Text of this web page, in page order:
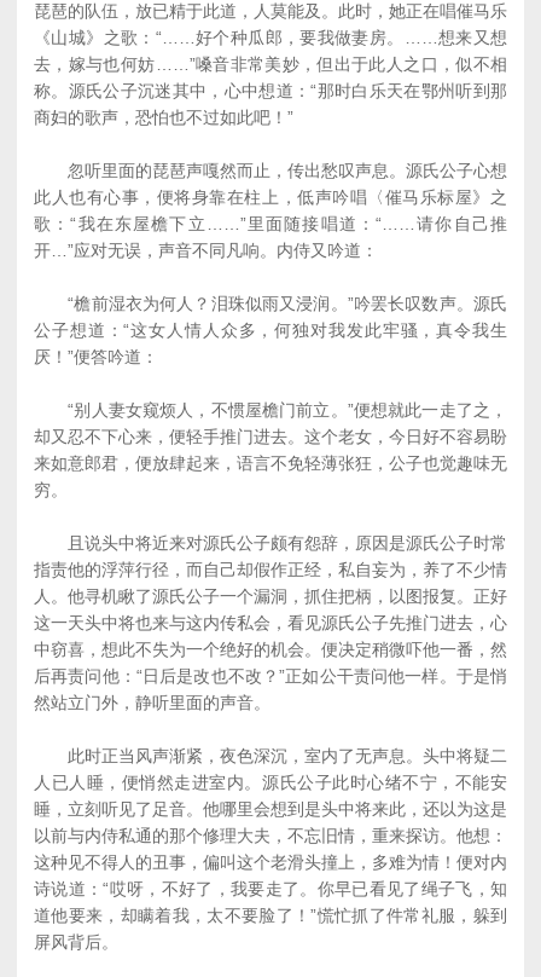
琵琶的队伍，放已精于此道，人莫能及。此时，她正在唱催马乐
《山城》之歌：“……好个种瓜郎，要我做妻房。……想来又想
去，嫁与也何妨……”嗓音非常美妙，但出于此人之口，似不相
称。源氏公子沉迷其中，心中想道：“那时白乐天在鄂州听到那
商妇的歌声，恐怕也不过如此吧！”
忽听里面的琵琶声嘎然而止，传出愁叹声息。源氏公子心想
此人也有心事，便将身靠在柱上，低声吟唱〈催马乐标屋》之
歌：“我在东屋檐下立……”里面随接唱道：“……请你自己推
开…”应对无误，声音不同凡响。内侍又吟道：
“檐前湿衣为何人？泪珠似雨又浸润。”吟罢长叹数声。源氏
公子想道：“这女人情人众多，何独对我发此牢骚，真令我生
厌！”便答吟道：
“别人妻女窥烦人，不惯屋檐门前立。”便想就此一走了之，
却又忍不下心来，便轻手推门进去。这个老女，今日好不容易盼
来如意郎君，便放肆起来，语言不免轻薄张狂，公子也觉趣味无
穷。
且说头中将近来对源氏公子颇有怨辞，原因是源氏公子时常
指责他的浮萍行径，而自己却假作正经，私自妄为，养了不少情
人。他寻机瞅了源氏公子一个漏洞，抓住把柄，以图报复。正好
这一天头中将也来与这内传私会，看见源氏公子先推门进去，心
中窃喜，想此不失为一个绝好的机会。便决定稍微吓他一番，然
后再责问他：“日后是改也不改？”正如公干责问他一样。于是悄
然站立门外，静听里面的声音。
此时正当风声渐紧，夜色深沉，室内了无声息。头中将疑二
人已人睡，便悄然走进室内。源氏公子此时心绪不宁，不能安
睡，立刻听见了足音。他哪里会想到是头中将来此，还以为这是
以前与内侍私通的那个修理大夫，不忘旧情，重来探访。他想：
这种见不得人的丑事，偏叫这个老滑头撞上，多难为情！便对内
诗说道：“哎呀，不好了，我要走了。你早已看见了绳子飞，知
道他要来，却瞒着我，太不要脸了！”慌忙抓了件常礼服，躲到
屏风背后。